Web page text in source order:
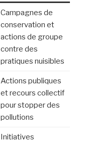
Campagnes de
conservation et
actions de groupe
contre des
pratiques nuisibles
Actions publiques
et recours collectif
pour stopper des
pollutions
Initiatives